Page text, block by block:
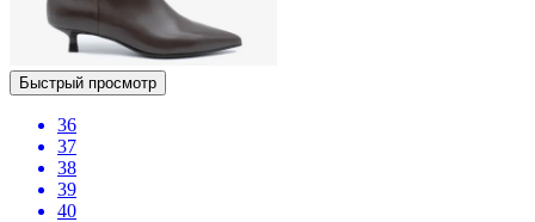
Быстрый просмотр
36
37
38
39
40